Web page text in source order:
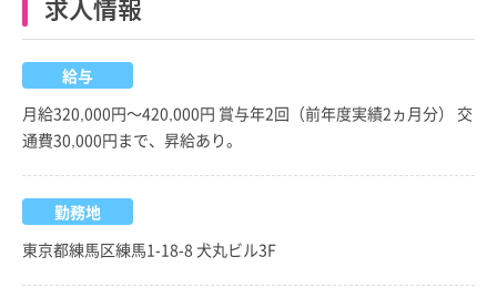
求人情報
給与
月給320,000円～420,000円 賞与年2回（前年度実績2ヵ月分） 交
通費30,000円まで、昇給あり。
勤務地
東京都練馬区練馬1-18-8 犬丸ビル3F